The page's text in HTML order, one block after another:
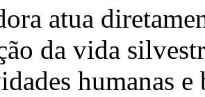
atua
da vida
humanas